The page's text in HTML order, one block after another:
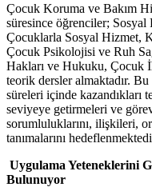
Çocuk Koruma ve Bakım
süresince öğrenciler;
Çocuklarla Sosyal Hizmet,
Çocuk Psikolojisi ve Ruh
Hakları ve Hukuku, Çocuk
teorik dersler almaktadır.
süreleri içinde
seviyeye getirmeleri ve
sorumluluklarını, ilişkileri,
tanımalarını
Uygulama Yeteneklerini
Bulunuyor